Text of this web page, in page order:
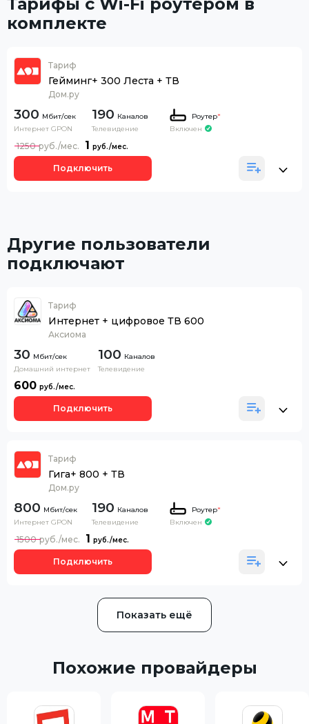
комплекте
Тариф
Гейминг+ 300 Леста + ТВ
Дом.ру
300
Интернет GPON
190 Каналов
Телевидение
Роутер*
Включен
1
1250
Подключить
Другие пользователи
подключают
Тариф
Интернет + цифровое ТВ 600
Аксиома
30
Домашний интернет
100 Каналов
Телевидение
600
Подключить
Тариф
Гига+ 800 + ТВ
Дом.ру
800
Интернет GPON
190 Каналов
Телевидение
Роутер*
Включен
1
1500
Подключить
Показать ещё
Похожие провайдеры